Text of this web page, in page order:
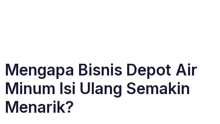
Mengapa Bisnis Depot Air
Minum Isi Ulang Semakin
Menarik?